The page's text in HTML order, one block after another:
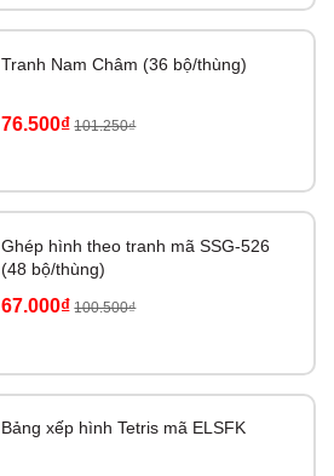
Tranh Nam Châm (36 bộ/thùng)
76.500₫ 101.250₫
Ghép hình theo tranh mã SSG-526
(48 bộ/thùng)
67.000₫ 100.500₫
Bảng xếp hình Tetris mã ELSFK